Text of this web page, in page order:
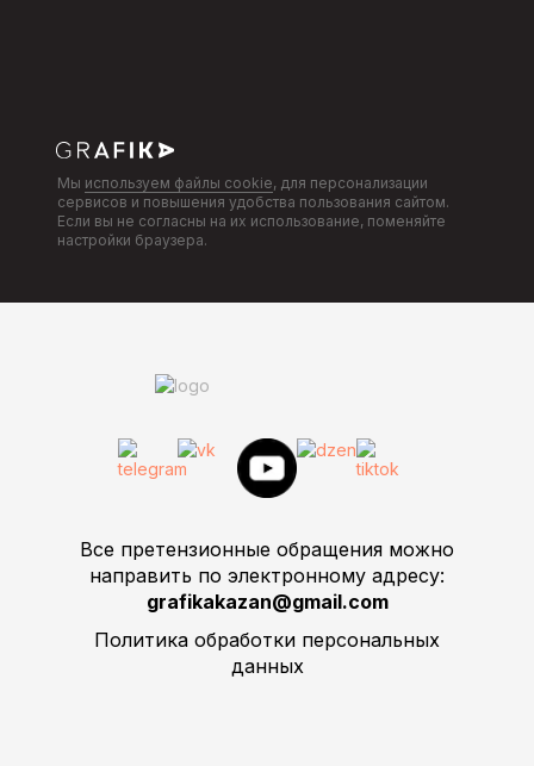
Мы используем файлы cookie, для персонализации
сервисов и повышения удобства пользования сайтом.
Если вы не согласны на их использование, поменяйте
настройки браузера.
Политика обработки персональных
данных
Все претензионные обращения можно
направить по электронному адресу:
grafikakazan@gmail.com